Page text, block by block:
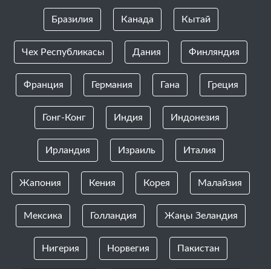
Бразилия Канада Кытай
Чех Республикасы Дания Финляндия
Франция Германия Гана Греция
Гонг-Конг Индия Индонезия
Ирландия Израиль Италия
Жапония Кения Корея Малайзия
Мексика Голландия Жаңы Зеландия
Нигерия Норвегия Пакистан